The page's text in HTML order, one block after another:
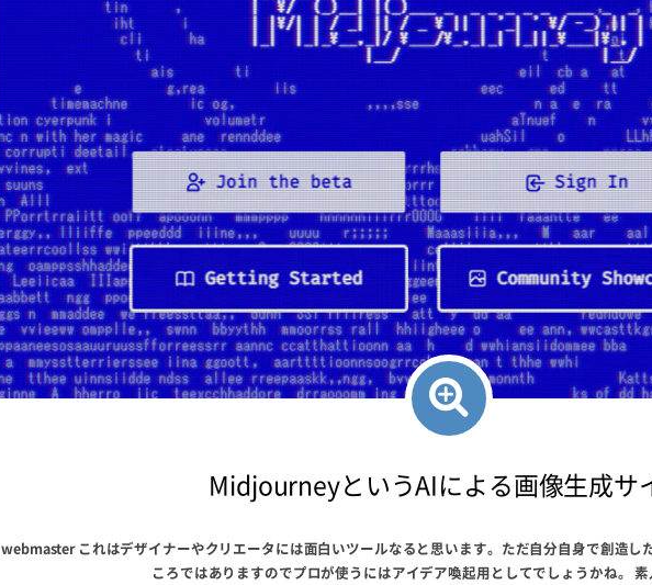
MidjourneyというAIによる画像生成サ
webmaster これはデザイナーやクリエータには面白いツールなると思います。ただ自分自身で創造し
ころではありますのでプロが使うにはアイデア喚起用としてでしょうかね。